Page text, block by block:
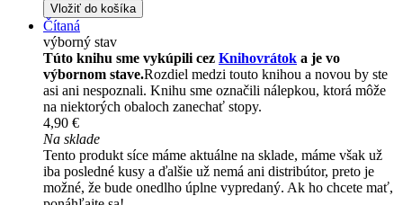
Vložiť do košíka
Čítaná
výborný stav
Túto knihu sme vykúpili cez Knihovrátok a je vo
výbornom stave.Rozdiel medzi touto knihou a novou by ste
asi ani nespoznali. Knihu sme označili nálepkou, ktorá môže
na niektorých obaloch zanechať stopy.
4,90 €
Na sklade
Tento produkt síce máme aktuálne na sklade, máme však už
iba posledné kusy a ďalšie už nemá ani distribútor, preto je
možné, že bude onedlho úplne vypredaný. Ak ho chcete mať,